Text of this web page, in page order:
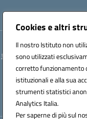
Cookies e altri
Il nostro Istituto non
sono utilizzati
corretto funzionamento
istituzionali e alla sua
strumenti statistici
Analytics Italia.
Per saperne di più sul
tpic84500v@pec.istruzione.it